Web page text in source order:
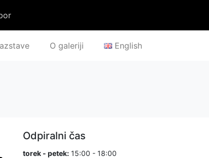
O galeriji English
Odpiralni čas
torek - petek: 15:00 - 18:00